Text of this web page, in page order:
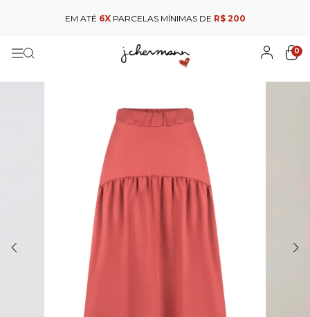
GANHE 10% DE CASHBACK
PARA USAR NA SUA
PRÓXIMA COMPRA
0